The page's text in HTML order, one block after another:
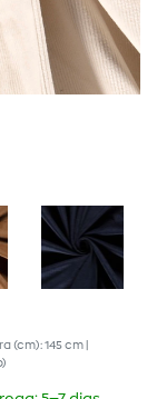
(cm): 145 cm |
)